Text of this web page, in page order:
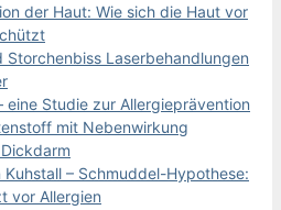
der Haut: Wie sich die Haut vor
Storchenbiss Laserbehandlungen
eine Studie zur Allergieprävention
mit Nebenwirkung
Kuhstall – Schmuddel-Hypothese:
vor Allergien